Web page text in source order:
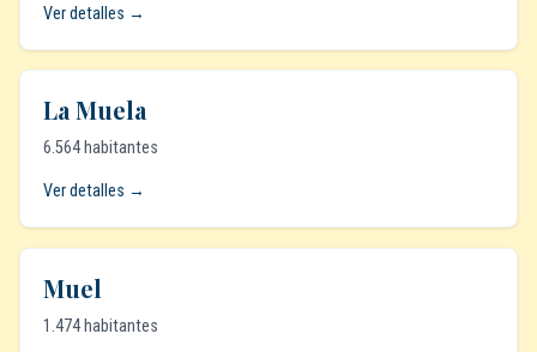
Ver detalles →
La Muela
6.564 habitantes
Ver detalles →
Muel
1.474 habitantes